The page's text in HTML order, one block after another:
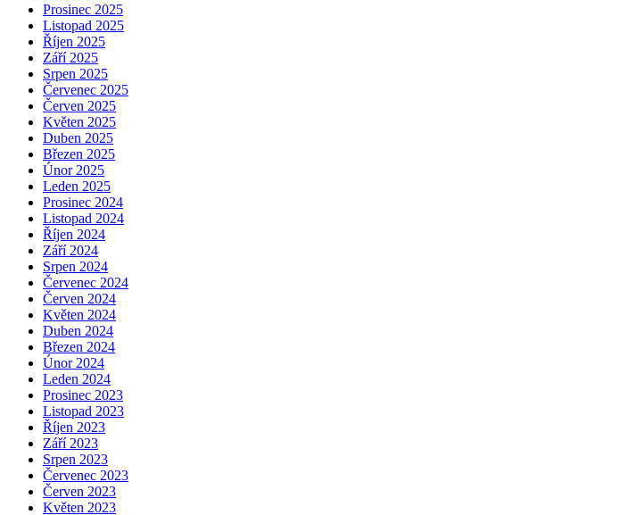
Prosinec 2025
Listopad 2025
Říjen 2025
Září 2025
Srpen 2025
Červenec 2025
Červen 2025
Květen 2025
Duben 2025
Březen 2025
Únor 2025
Leden 2025
Prosinec 2024
Listopad 2024
Říjen 2024
Září 2024
Srpen 2024
Červenec 2024
Červen 2024
Květen 2024
Duben 2024
Březen 2024
Únor 2024
Leden 2024
Prosinec 2023
Listopad 2023
Říjen 2023
Září 2023
Srpen 2023
Červenec 2023
Červen 2023
Květen 2023